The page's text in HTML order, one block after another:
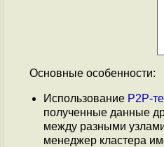
Основные особенности:
Использование P2P-
полученные данные
между разными
менеджер кластера